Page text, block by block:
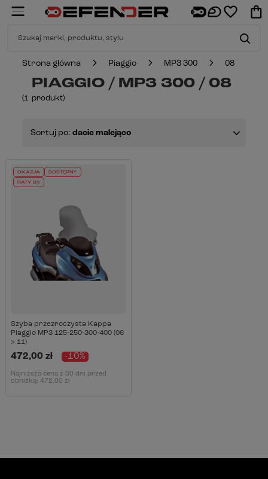
Strona główna Piaggio MP3 300 08
PIAGGIO / MP3 300 / 08
(1 produkt)
Sortuj po: dacie malejąco
OKAZJA DOSTĘPNY
RATY 0%
Szyba przezroczysta Kappa
Piaggio MP3 125-250-300-400 (06
> 11)
472,00 zł -10%
Najniższa cena z 30 dni przed
obniżką: 472,00 zł